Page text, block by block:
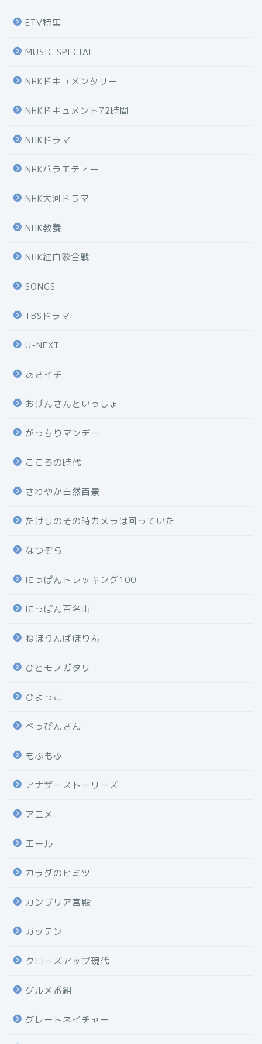
ETV特集
MUSIC SPECIAL
NHKドキュメンタリー
NHKドキュメント72時間
NHKドラマ
NHKバラエティー
NHK大河ドラマ
NHK教養
NHK紅白歌合戦
SONGS
TBSドラマ
U-NEXT
あさイチ
おげんさんといっしょ
がっちりマンデー
こころの時代
さわやか自然百景
たけしのその時カメラは回っていた
なつぞら
にっぽんトレッキング100
にっぽん百名山
ねほりんぱほりん
ひとモノガタリ
ひよっこ
べっぴんさん
もふもふ
アナザーストーリーズ
アニメ
エール
カラダのヒミツ
カンブリア宮殿
ガッテン
クローズアップ現代
グルメ番組
グレートネイチャー